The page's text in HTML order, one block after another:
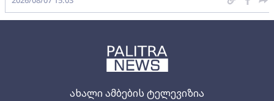
ახალი ამბების ტელევიზია